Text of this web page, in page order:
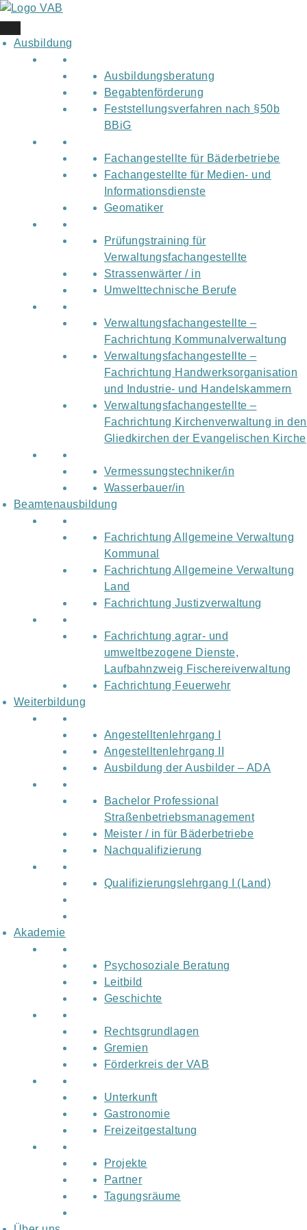
Skip
to
content
Ausbildung
Ausbildungsberatung
Begabtenförderung
Feststellungsverfahren nach §50b
BBiG
Fachangestellte für Bäderbetriebe
Fachangestellte für Medien- und
Informationsdienste
Geomatiker
Prüfungstraining für
Verwaltungsfachangestellte
Strassenwärter / in
Umwelttechnische Berufe
Verwaltungsfachangestellte –
Fachrichtung Kommunalverwaltung
Verwaltungsfachangestellte –
Fachrichtung Handwerksorganisation
und Industrie- und Handelskammern
Verwaltungsfachangestellte –
Fachrichtung Kirchenverwaltung in den
Gliedkirchen der Evangelischen Kirche
Vermessungstechniker/in
Wasserbauer/in
Beamtenausbildung
Fachrichtung Allgemeine Verwaltung
Kommunal
Fachrichtung Allgemeine Verwaltung
Land
Fachrichtung Justizverwaltung
Fachrichtung agrar- und
umweltbezogene Dienste,
Laufbahnzweig Fischereiverwaltung
Fachrichtung Feuerwehr
Weiterbildung
Angestelltenlehrgang I
Angestelltenlehrgang II
Ausbildung der Ausbilder – ADA
Bachelor Professional
Straßenbetriebsmanagement
Meister / in für Bäderbetriebe
Nachqualifizierung
Qualifizierungslehrgang I (Land)
Akademie
Psychosoziale Beratung
Leitbild
Geschichte
Rechtsgrundlagen
Gremien
Förderkreis der VAB
Unterkunft
Gastronomie
Freizeitgestaltung
Projekte
Partner
Tagungsräume